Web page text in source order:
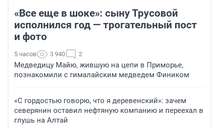
«Все еще в шоке»: сыну Трусовой
исполнился год — трогательный пост
и фото
5 часов 3 940 2
Медведицу Майю, жившую на цепи в Приморье,
познакомили с гималайским медведем Фиником
«С гордостью говорю, что я деревенский»: зачем
северянин оставил нефтяную компанию и переехал в
глушь на Алтай